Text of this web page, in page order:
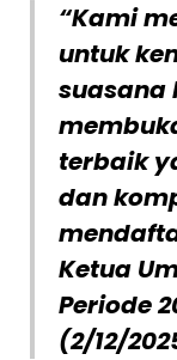
“Kami
untuk
suasana
terbaik
dan
Ketua
Periode
(2/12/